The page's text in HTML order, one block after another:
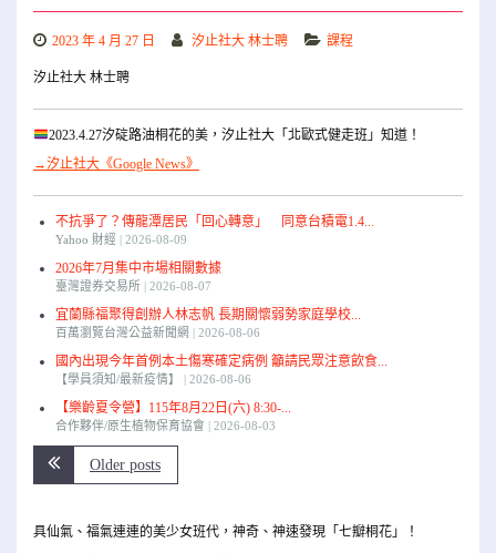
2023 年 4 月 27 日 汐止社大 林士聘 課程
汐止社大 林士聘
2023.4.27汐碇路油桐花的美，汐止社大「北歐式健走班」知道！
→汐止社大《Google News》
不抗爭了？傳龍潭居民「回心轉意」 同意台積電1.4...
Yahoo 財經 2026-08-09
2026年7月集中市場相關數據
臺灣證券交易所 2026-08-07
宜蘭縣福聚得創辦人林志帆 長期關懷弱勢家庭學校...
百萬瀏覽台灣公益新聞網 2026-08-06
國內出現今年首例本土傷寒確定病例 籲請民眾注意飲食...
【學員須知/最新疫情】 2026-08-06
【樂齡夏令營】115年8月22日(六) 8:30-...
合作夥伴/原生植物保育協會 2026-08-03
Older posts
具仙氣、福氣連連的美少女班代，神奇、神速發現「七瓣桐花」！